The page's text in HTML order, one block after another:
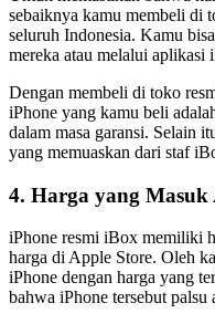
sebaiknya kamu membeli di
seluruh Indonesia. Kamu
mereka atau melalui aplikasi
Dengan membeli di toko
iPhone yang kamu beli
dalam masa garansi. Selain
yang memuaskan dari staf
4. Harga yang Masuk
iPhone resmi iBox memiliki
harga di Apple Store. Oleh
iPhone dengan harga yang
bahwa iPhone tersebut palsu